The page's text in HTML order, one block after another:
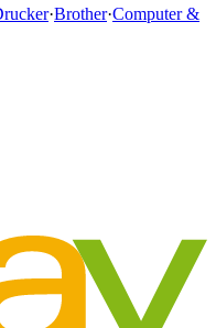
·Brother·Computer &